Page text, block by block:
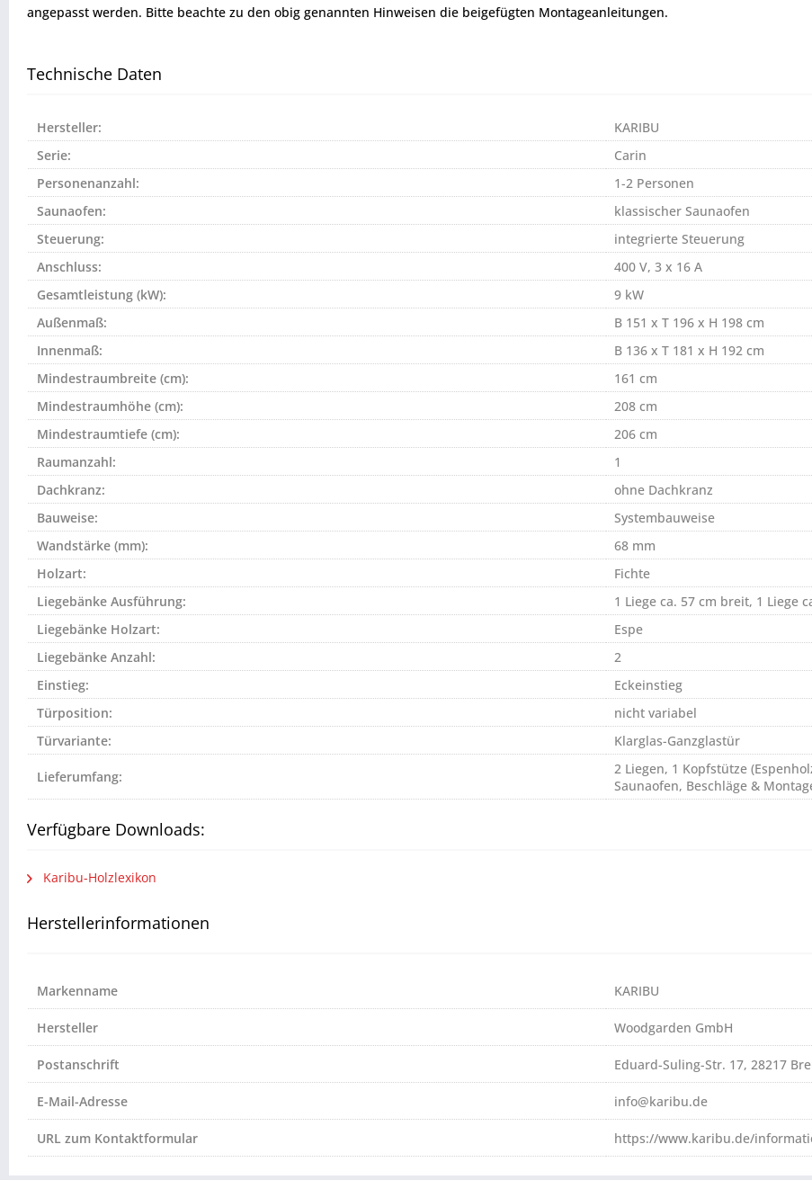
angepasst werden. Bitte beachte zu den obig genannten Hinweisen die beigefügten Montageanleitungen.
Technische Daten
Hersteller:
KARIBU
Serie:
Carin
Personenanzahl:
1-2 Personen
Saunaofen:
klassischer Saunaofen
Steuerung:
integrierte Steuerung
Anschluss:
400 V, 3 x 16 A
Gesamtleistung (kW):
9 kW
Außenmaß:
B 151 x T 196 x H 198 cm
Innenmaß:
B 136 x T 181 x H 192 cm
Mindestraumbreite (cm):
161 cm
Mindestraumhöhe (cm):
208 cm
Mindestraumtiefe (cm):
206 cm
Raumanzahl:
1
Dachkranz:
ohne Dachkranz
Bauweise:
Systembauweise
Wandstärke (mm):
68 mm
Holzart:
Fichte
Liegebänke Ausführung:
1 Liege ca. 57 cm breit, 1 Liege
Liegebänke Holzart:
Espe
Liegebänke Anzahl:
2
Einstieg:
Eckeinstieg
Türposition:
nicht variabel
Türvariante:
Klarglas-Ganzglastür
Lieferumfang:
2 Liegen, 1 Kopfstütze
Saunaofen, Beschläge &
Verfügbare Downloads:
Karibu-Holzlexikon
Herstellerinformationen
Markenname KARIBU
Hersteller Woodgarden GmbH
Postanschrift Eduard-Suling-Str. 17, 28217
E-Mail-Adresse info@karibu.de
URL zum Kontaktformular https://www.karibu.de/